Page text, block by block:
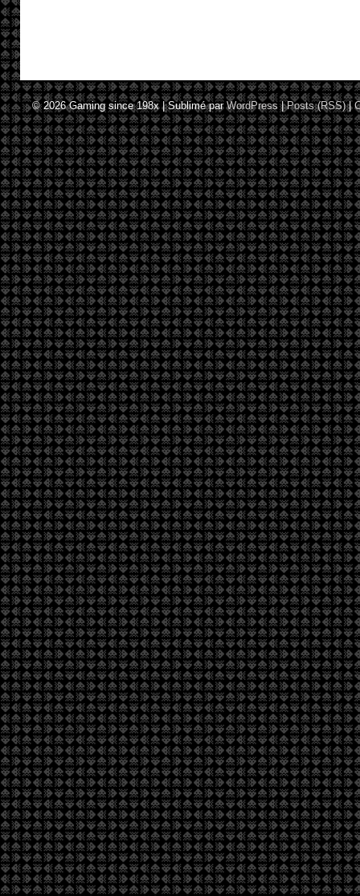
© 2026Gaming since 198x|Sublimé parWordPress |Posts (RSS)|